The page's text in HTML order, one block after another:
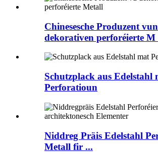
Chinesesche Produzent vun
dekorativen perforéierte M
Schutzplack aus Edelstahl
Perforatioun
Niddreg Präis Edelstahl
Metall fir ...